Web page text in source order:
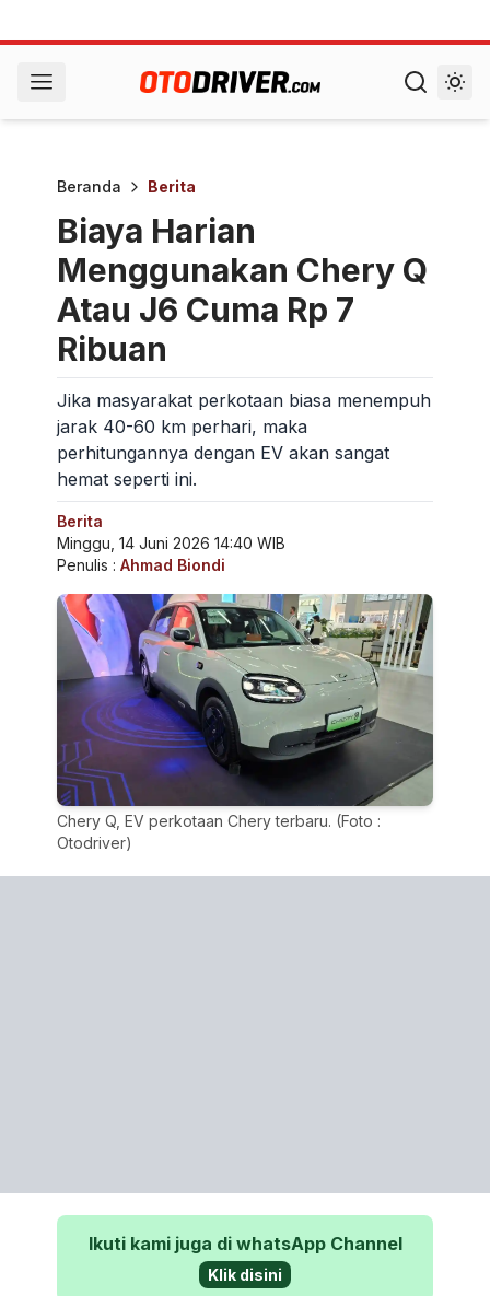
Beranda Berita
Biaya Harian
Menggunakan Chery Q
Atau J6 Cuma Rp 7
Ribuan
Jika masyarakat perkotaan biasa menempuh
jarak 40-60 km perhari, maka
perhitungannya dengan EV akan sangat
hemat seperti ini.
Berita
Minggu, 14 Juni 2026 14:40 WIB
Penulis : Ahmad Biondi
Chery Q, EV perkotaan Chery terbaru. (Foto :
Otodriver)
Ikuti kami juga di whatsApp Channel
Klik disini